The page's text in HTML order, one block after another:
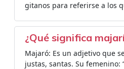
gitanos para referirse a los
¿Qué significa
Majaró: Es un adjetivo que
justas, santas. Su femenino: